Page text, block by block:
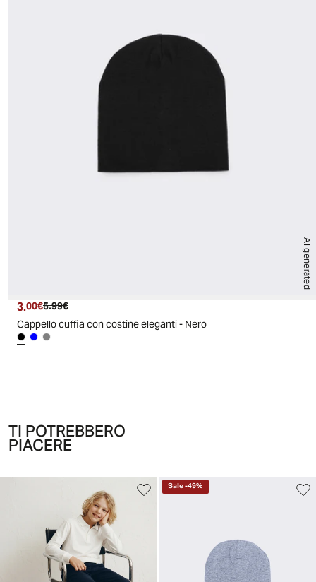
AI generated
Prezzo attuale
3.00€ Prezzo originale
5.99€
Cappello cuffia con costine eleganti - Nero
TI POTREBBERO
PIACERE
Sale-49%